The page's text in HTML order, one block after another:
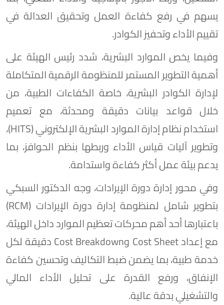
يسهم في رفع كفاءة العمل وتحقيق العدالة في
تقييم الأداء وتحفيز الكوادر.
وفيما يخص الموارد البشرية، شدد رئيس الهيئة على
أهمية التطوير المستمر للمنظومة الرقمية المتكاملة
لإدارة الكوادر البشرية، خاصة الكفاءات الطبية، من
خلال قواعد بيانات دقيقة ومحدثة، مع تعميم
استخدام نظام إدارة الموارد البشرية الإلكتروني (HITS)،
وتطوير آليات قياس الأداء وربطها بنظم الحوافز، بما
يدعم بيئة عمل أكثر كفاءة واستدامة.
وفي محور إدارة دورة الإيرادات، وجه الدكتور السبكي
بتطوير شامل لمنظومة إدارة دورة الإيرادات (RCM)
باعتبارها أحد أهم محركات تعظيم الموارد داخل الهيئة،
مع إعداد Cost Sheet وCost Breakdown دقيقة لكل
خدمة طبية، بما يضمن ضبط التكاليف وتحسين كفاءة
الإنفاق، ورفع القدرة على تحليل الأداء المالي
والتشغيلي بدقة عالية.